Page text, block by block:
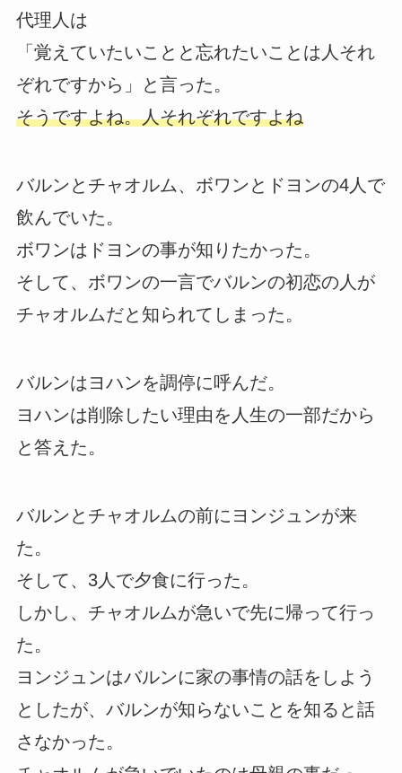
代理人は
「覚えていたいことと忘れたいことは人それ
ぞれですから」と言った。
そうですよね。人それぞれですよね
バルンとチャオルム、ボワンとドヨンの4人で
飲んでいた。
ボワンはドヨンの事が知りたかった。
そして、ボワンの一言でバルンの初恋の人が
チャオルムだと知られてしまった。
バルンはヨハンを調停に呼んだ。
ヨハンは削除したい理由を人生の一部だから
と答えた。
バルンとチャオルムの前にヨンジュンが来
た。
そして、3人で夕食に行った。
しかし、チャオルムが急いで先に帰って行っ
た。
ヨンジュンはバルンに家の事情の話をしよう
としたが、バルンが知らないことを知ると話
さなかった。